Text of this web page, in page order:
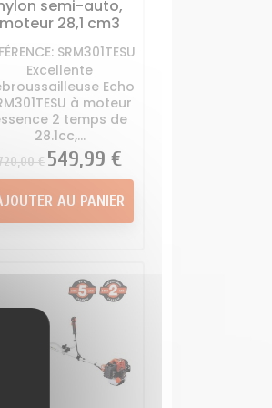
semi-auto,
moteur 28,1 cm3
SRM301TESU
Excellente
Echo
à moteur
2 temps de
28.1cc,...
€ Prix
549,99 €
AU PANIER